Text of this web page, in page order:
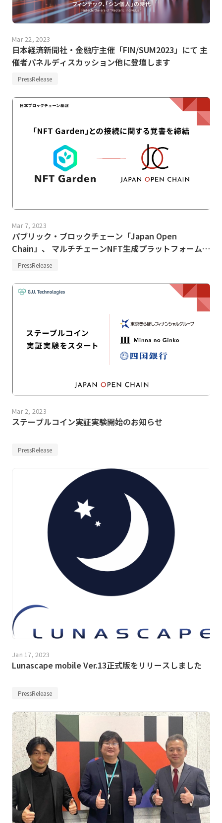
Mar 22, 2023
日本経済新聞社・金融庁主催「FIN/SUM2023」にて 主
催者パネルディスカッション他に登壇します
PressRelease
Mar 7, 2023
パブリック・ブロックチェーン「Japan Open
Chain」、 マルチチェーンNFT生成プラットフォーム
「NFT Garden」との接続に関する覚書を締結いたしま
PressRelease
Mar 2, 2023
ステーブルコイン実証実験開始のお知らせ
PressRelease
Jan 17, 2023
Lunascape mobile Ver.13正式版をリリースしました
PressRelease